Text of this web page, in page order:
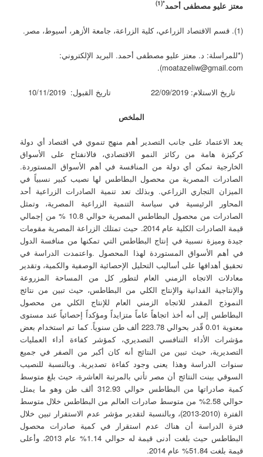
معتز عليو مصطفى أحمد*(1)
(1). قسم الاقتصاد الزراعي، كلية الزراعة، جامعة الأزهر، أسيوط، مصر.
(*للمراسلة: د. معتز عليو مصطفى أحمد. البريد الإلكتروني:
moatazeliw@gmail.com).
تاريخ الاستلام: 22/09/2019 تاريخ القبول: 10/11/2019
الملخص
يعد الاعتماد على جانب التصدير أهم منهج تنموي في اقتصاد أي دولة
كركيزة هامة من ركائز النمو الاقتصادي، فالانفتاح على الأسواق
الخارجية تمكن أي دولة من المنافسة في أهم الأسواق المستوردة.
الصادرات المصرية من محصول البطاطس لها نصيب كبير نسبياً في
الميزان التجاري الزراعي. وبذلك تعد تنمية الصادرات الزراعية أحد
المحاور الرئيسية في سياسة التنمية الزراعية المصرية، وتمثل
الصادرات من محصول البطاطس المصرية حوالي 10.8 % من إجمالي
قيمة الصادرات الكلية عام 2014. حيث تمتلك الزراعة المصرية مقومات
جيدة وميزة نسبية في إنتاج البطاطس التي تمكنها من منافسة الدول
في أهم الأسواق المستوردة لهذا المحصول .واعتمدت الدراسة في
تحقيق أهدافها على أساليب التحليل الإحصائية الوصفية والكمية، وتقدير
معادلات الاتجاه الزمني العام لتطور كل من المساحة المزروعة
والإنتاجية الفدانية والإنتاج الكلي من البطاطس، حيث تبين من نتائج
النموذج المقدر للاتجاه الزمني العام للإنتاج الكلي من محصول
البطاطس إلى أنه أخذ اتجاهاً عاماً متزايداً ومؤكداً إحصائياً عند مستوى
معنوية 0.01 قّدر بحوالي 223.78 ألف طن سنوياً. كما تم استخدام بعض
مؤشرات الأداء التنافسي التصديري، كمؤشر كفاءة أداء العمليات
التصديرية، حيث تبين من النتائج أنه كان أكبر من الصفر في جميع
سنوات الدراسة وهذا يعنى وجود كفاءة تصديرية. وبالنسبة للنصيب
السوقي بينت النتائج أن مصر تأتي بالمرتبة العاشرة، حيث بلغ متوسط
كمية صادراتها من البطاطس حوالي 312.93 ألف طن وهو ما يمثل
حوالي 2.58% من متوسط صادرات العالم من البطاطس خلال متوسط
الفترة (2010-2013)، وبالنسبة لتقدير مؤشر عدم الاستقرار تبين خلال
فترة الدراسة أن هناك عدم استقرار في كمية صادرات محصول
البطاطس حيث بلغت أدنى قيمة له حوالي 1.14% عام 2013، وأعلى
قيمة بلغت 51.84% عام 2014.